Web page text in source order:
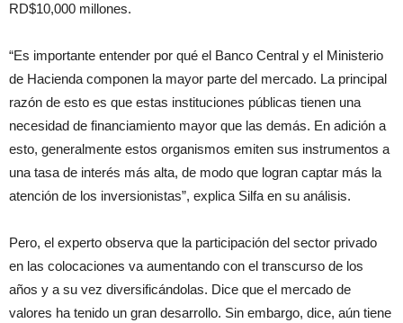
RD$10,000 millones.
“Es importante entender por qué el Banco Central y el Ministerio
de Hacienda componen la mayor parte del mercado. La principal
razón de esto es que estas instituciones públicas tienen una
necesidad de financiamiento mayor que las demás. En adición a
esto, generalmente estos organismos emiten sus instrumentos a
una tasa de interés más alta, de modo que logran captar más la
atención de los inversionistas”, explica Silfa en su análisis.
Pero, el experto observa que la participación del sector privado
en las colocaciones va aumentando con el transcurso de los
años y a su vez diversificándolas. Dice que el mercado de
valores ha tenido un gran desarrollo. Sin embargo, dice, aún tiene